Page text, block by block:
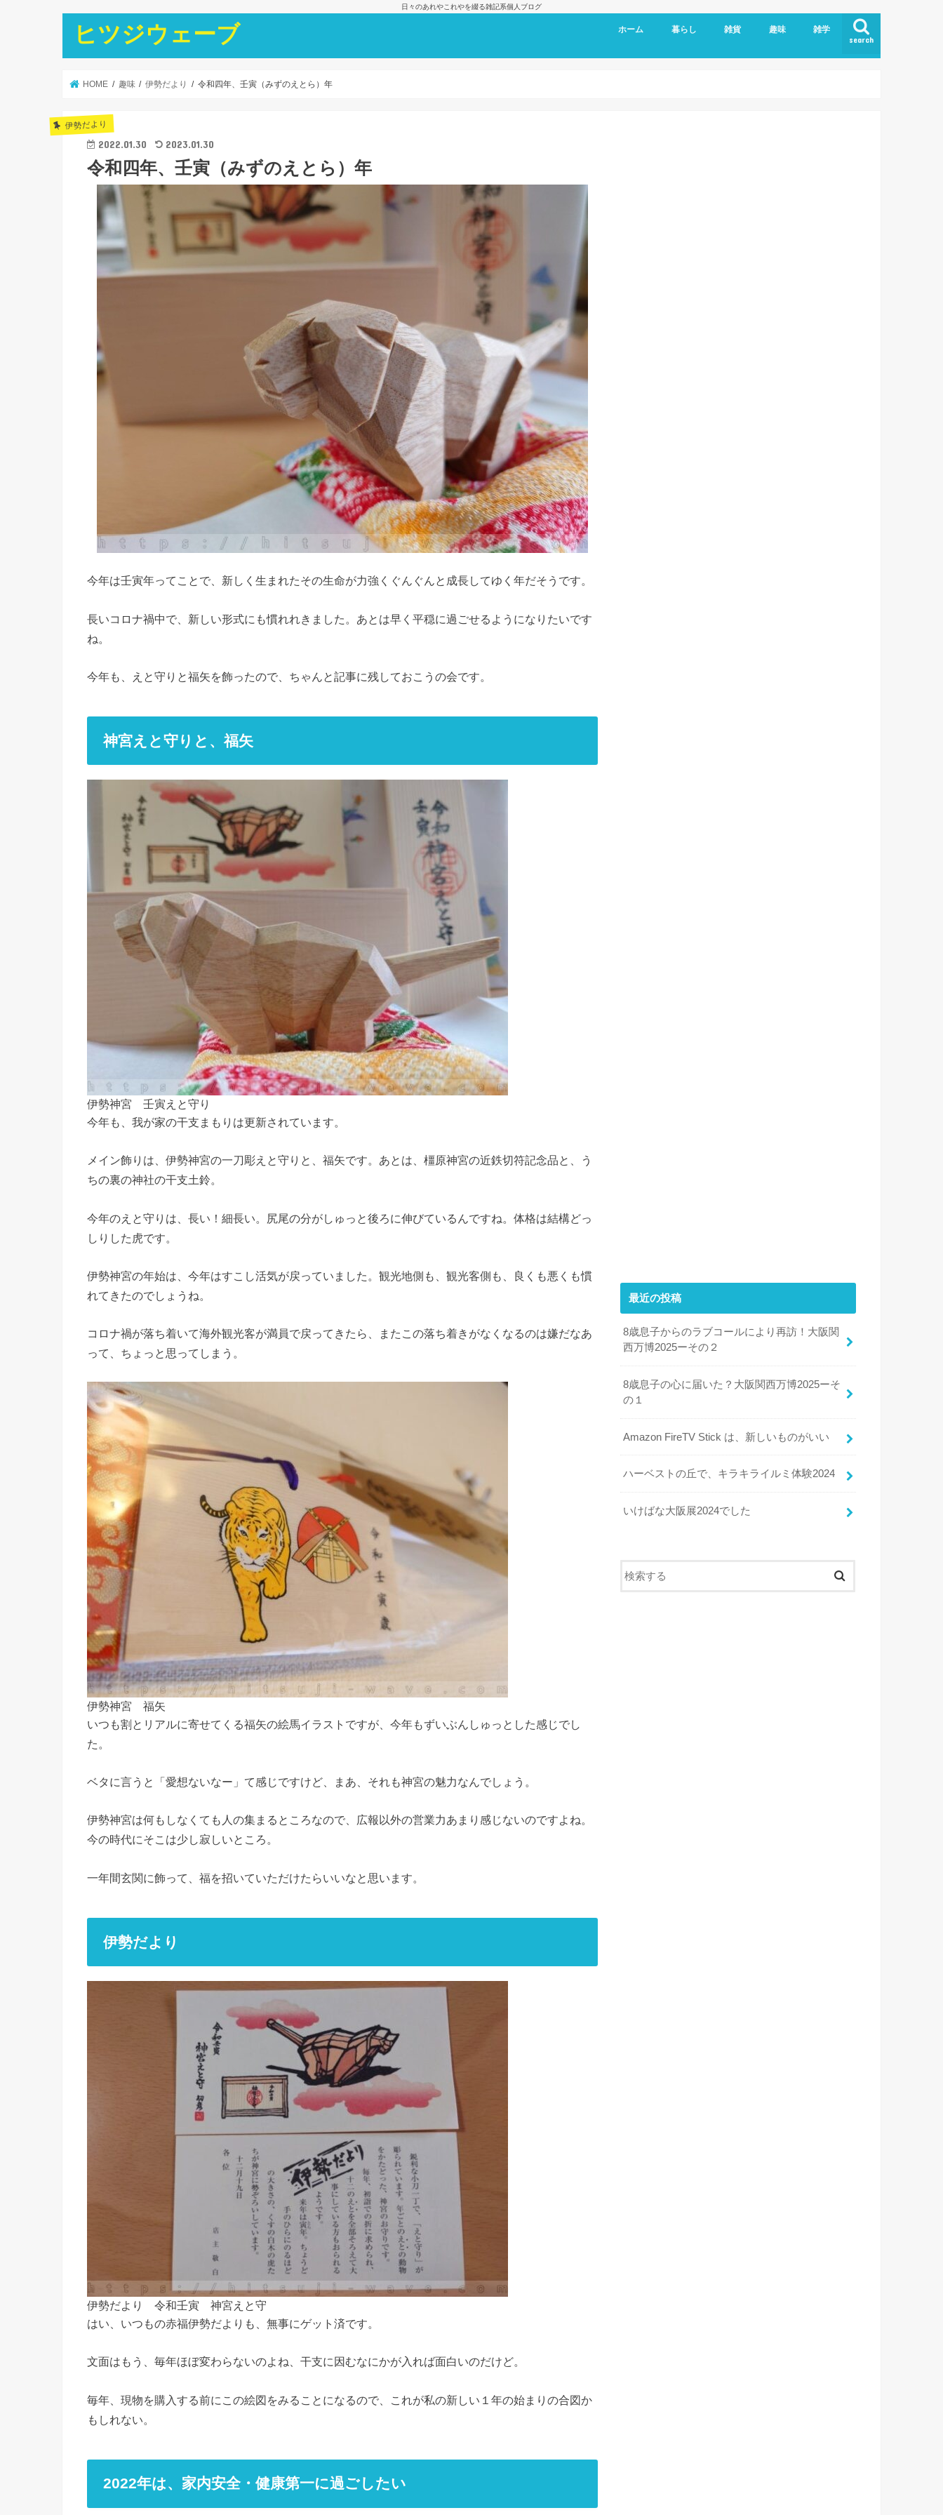
日々のあれやこれやを綴る雑記系個人ブログ
ヒツジウェーブ search
ホーム
プライバシーポリシー
暮らし
こども 妊娠、出産
育児メモ
エッセイ
ヘルスケア 粉瘤
美容
肩こり
ペット、動物
雑貨
家具/家電
手作り雑貨
日用雑貨
食品
趣味
おでかけログ
伊勢だより
映画/ドラマ
雑学
Blog/WordPress
PC、IT業務
アプリ/webサービス
英語
HOME 趣味 伊勢だより 令和四年、壬寅（みずのえとら）年
伊勢だより
2022.01.30 2023.01.30
令和四年、壬寅（みずのえとら）年
今年は壬寅年ってことで、新しく生まれたその生命が力強くぐんぐんと成長してゆく年だそうです。
長いコロナ禍中で、新しい形式にも慣れれきました。あとは早く平穏に過ごせるようになりたいです
ね。
今年も、えと守りと福矢を飾ったので、ちゃんと記事に残しておこうの会です。
神宮えと守りと、福矢
伊勢神宮 壬寅えと守り
今年も、我が家の干支まもりは更新されています。
メイン飾りは、伊勢神宮の一刀彫えと守りと、福矢です。あとは、橿原神宮の近鉄切符記念品と、う
ちの裏の神社の干支土鈴。
今年のえと守りは、長い！細長い。尻尾の分がしゅっと後ろに伸びているんですね。体格は結構どっ
しりした虎です。
伊勢神宮の年始は、今年はすこし活気が戻っていました。観光地側も、観光客側も、良くも悪くも慣
れてきたのでしょうね。
コロナ禍が落ち着いて海外観光客が満員で戻ってきたら、またこの落ち着きがなくなるのは嫌だなあ
って、ちょっと思ってしまう。
伊勢神宮 福矢
いつも割とリアルに寄せてくる福矢の絵馬イラストですが、今年もずいぶんしゅっとした感じでし
た。
ベタに言うと「愛想ないなー」て感じですけど、まあ、それも神宮の魅力なんでしょう。
伊勢神宮は何もしなくても人の集まるところなので、広報以外の営業力あまり感じないのですよね。
今の時代にそこは少し寂しいところ。
一年間玄関に飾って、福を招いていただけたらいいなと思います。
伊勢だより
伊勢だより 令和壬寅 神宮えと守
はい、いつもの赤福伊勢だよりも、無事にゲット済です。
文面はもう、毎年ほぼ変わらないのよね、干支に因むなにかが入れば面白いのだけど。
毎年、現物を購入する前にこの絵図をみることになるので、これが私の新しい１年の始まりの合図か
もしれない。
2022年は、家内安全・健康第一に過ごしたい
最近の投稿
8歳息子からのラブコールにより再訪！大阪関
西万博2025ーその２
8歳息子の心に届いた？大阪関西万博2025ーそ
の１
Amazon FireTV Stick は、新しいものがいい
ハーベストの丘で、キラキライルミ体験2024
いけばな大阪展2024でした